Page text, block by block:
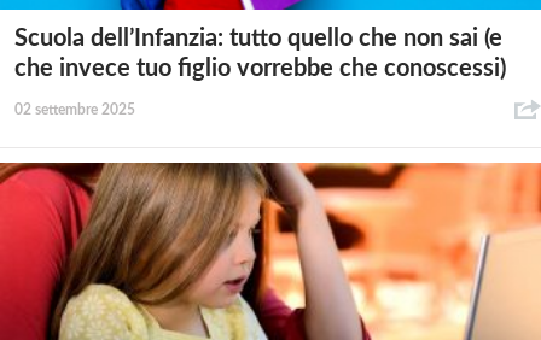
Scuola dell’Infanzia: tutto quello che non sai (e
che invece tuo figlio vorrebbe che conoscessi)
02 settembre 2025